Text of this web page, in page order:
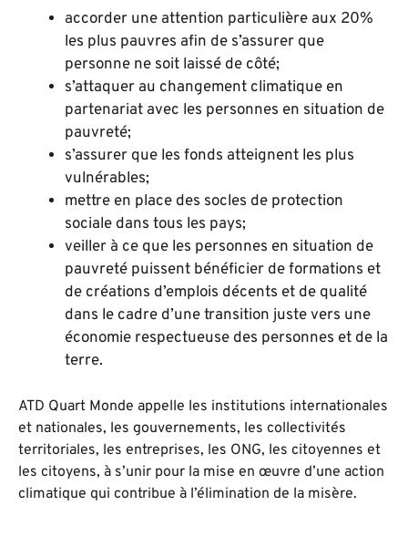
accorder une attention particulière aux 20%
les plus pauvres afin de s’assurer que
personne ne soit laissé de côté;
s’attaquer au changement climatique en
partenariat avec les personnes en situation de
pauvreté;
s’assurer que les fonds atteignent les plus
vulnérables;
mettre en place des socles de protection
sociale dans tous les pays;
veiller à ce que les personnes en situation de
pauvreté puissent bénéficier de formations et
de créations d’emplois décents et de qualité
dans le cadre d’une transition juste vers une
économie respectueuse des personnes et de la
terre.
ATD Quart Monde appelle les institutions internationales
et nationales, les gouvernements, les collectivités
territoriales, les entreprises, les ONG, les citoyennes et
les citoyens, à s’unir pour la mise en œuvre d’une action
climatique qui contribue à l’élimination de la misère.